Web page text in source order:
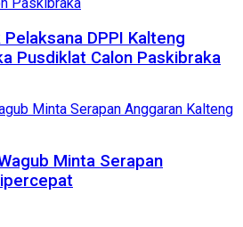
DPPI Kalteng
Pusdiklat Calon Paskibraka
Minta Serapan